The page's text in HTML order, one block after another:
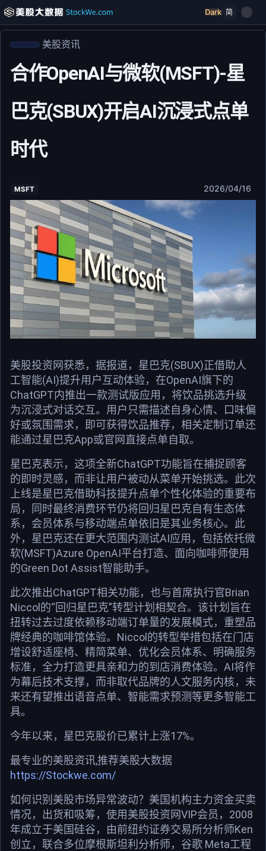
Dark 简
美股资讯
合作OpenAI与微软(MSFT)-星
巴克(SBUX)开启AI沉浸式点单
时代
MSFT 2026/04/16
美股投资网获悉，据报道，星巴克(SBUX)正借助人
工智能(AI)提升用户互动体验，在OpenAI旗下的
ChatGPT内推出一款测试版应用，将饮品挑选升级
为沉浸式对话交互。用户只需描述自身心情、口味偏
好或氛围需求，即可获得饮品推荐，相关定制订单还
能通过星巴克App或官网直接点单自取。
星巴克表示，这项全新ChatGPT功能旨在捕捉顾客
的即时灵感，而非让用户被动从菜单开始挑选。此次
上线是星巴克借助科技提升点单个性化体验的重要布
局，同时最终消费环节仍将回归星巴克自有生态体
系，会员体系与移动端点单依旧是其业务核心。此
外，星巴克还在更大范围内测试AI应用，包括依托微
软(MSFT)Azure OpenAI平台打造、面向咖啡师使用
的Green Dot Assist智能助手。
此次推出ChatGPT相关功能，也与首席执行官Brian
Niccol的“回归星巴克”转型计划相契合。该计划旨在
扭转过去过度依赖移动端订单量的发展模式，重塑品
牌经典的咖啡馆体验。Niccol的转型举措包括在门店
增设舒适座椅、精简菜单、优化会员体系、明确服务
标准，全力打造更具亲和力的到店消费体验。AI将作
为幕后技术支撑，而非取代品牌的人文服务内核，未
来还有望推出语音点单、智能需求预测等更多智能工
具。
今年以来，星巴克股价已累计上涨17%。
最专业的美股资讯,推荐美股大数据
https://Stockwe.com/
如何识别美股市场异常波动？美国机构主力资金买卖
情况，出货和吸筹，使用美股投资网VIP会员，2008
年成立于美国硅谷，由前纽约证券交易所分析师Ken
创立，联合多位摩根斯坦利分析师，谷歌 Meta工程